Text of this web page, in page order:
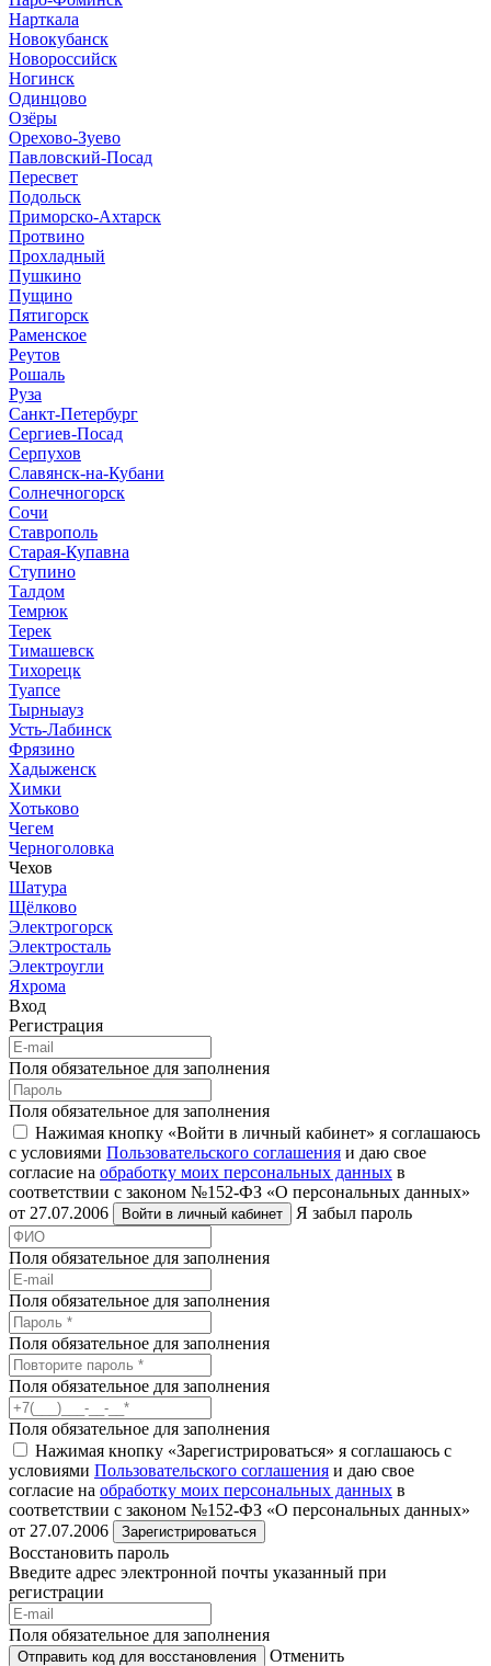
Нарткала
Новокубанск
Новороссийск
Ногинск
Одинцово
Озёры
Орехово-Зуево
Павловский-Посад
Пересвет
Подольск
Приморско-Ахтарск
Протвино
Прохладный
Пушкино
Пущино
Пятигорск
Раменское
Реутов
Рошаль
Руза
Санкт-Петербург
Сергиев-Посад
Серпухов
Славянск-на-Кубани
Солнечногорск
Сочи
Ставрополь
Старая-Купавна
Ступино
Талдом
Темрюк
Терек
Тимашевск
Тихорецк
Туапсе
Тырныауз
Усть-Лабинск
Фрязино
Хадыженск
Химки
Хотьково
Чегем
Черноголовка
Чехов
Шатура
Щёлково
Электрогорск
Электросталь
Электроугли
Яхрома
Вход
Регистрация
Поля обязательное для заполнения
Поля обязательное для заполнения
Нажимая кнопку «Войти в личный кабинет» я соглашаюсь
с условиями Пользовательского соглашения и даю свое
согласие на обработку моих персональных данных в
соответствии с законом №152-ФЗ «О персональных данных»
от 27.07.2006
Войти в личный кабинет Я забыл пароль
Поля обязательное для заполнения
Поля обязательное для заполнения
Поля обязательное для заполнения
Поля обязательное для заполнения
Поля обязательное для заполнения
Нажимая кнопку «Зарегистрироваться» я соглашаюсь с
условиями Пользовательского соглашения и даю свое
согласие на обработку моих персональных данных в
соответствии с законом №152-ФЗ «О персональных данных»
от 27.07.2006
Зарегистрироваться
Восстановить пароль
Введите адрес электронной почты указанный при
регистрации
Поля обязательное для заполнения
Отправить код для восстановления
Отменить